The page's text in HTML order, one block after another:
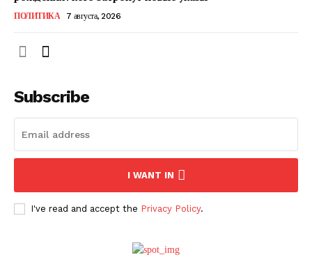
О нас
Политика конфиденциальности
ПОЛИТИКА 7 августа, 2026
Subscribe
I WANT IN
I've read and accept the Privacy Policy.